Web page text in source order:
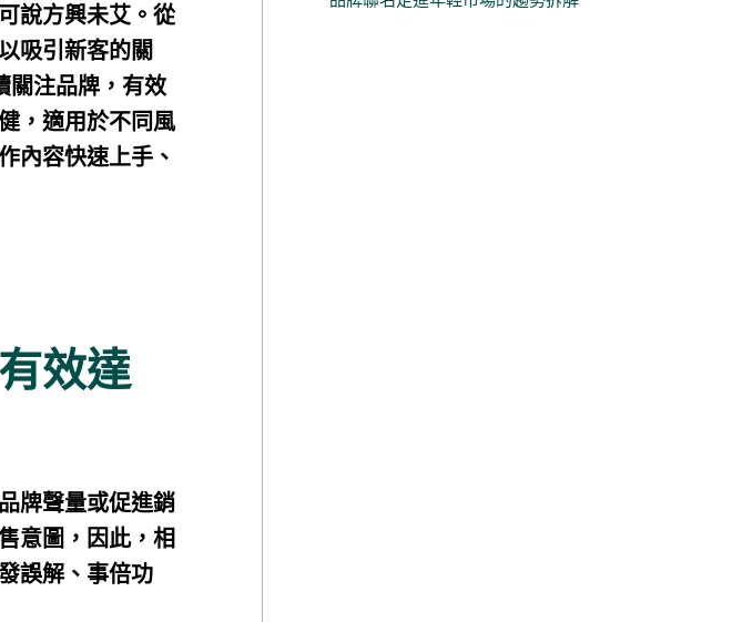
說方興未艾。從
吸引新客的關
關注品牌，有效
，適用於不同風
內容快速上手、
效達
牌聲量或促進銷
意圖，因此，相
誤解、事倍功